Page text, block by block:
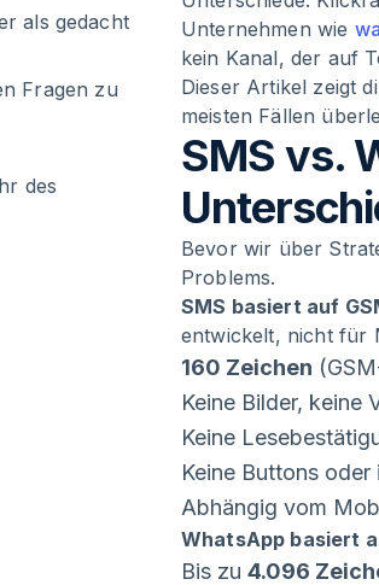
als gedacht
Fragen zu
des
Unternehmen wie
kein Kanal, der auf
Dieser Artikel zeigt
meisten Fällen
SMS vs.
Bevor wir über
Problems.
SMS basiert auf
entwickelt, nicht für
160 Zeichen
Keine Bilder, keine
Keine
Keine Buttons
Abhängig vom
WhatsApp basiert
Bis zu 4.096